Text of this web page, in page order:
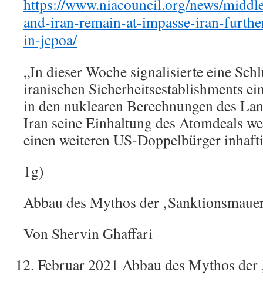
https://www.niacouncil.org/news/
and-iran-remain-at-impasse-iran-
in-jcpoa/
„In dieser Woche signalisierte eine
iranischen Sicherheitsestablishments
in den nuklearen Berechnungen des
Iran seine Einhaltung des Atomdeals
einen weiteren US-Doppelbürger
1g)
Abbau des Mythos der
Von Shervin Ghaffari
Februar 2021 Abbau des Mythos der